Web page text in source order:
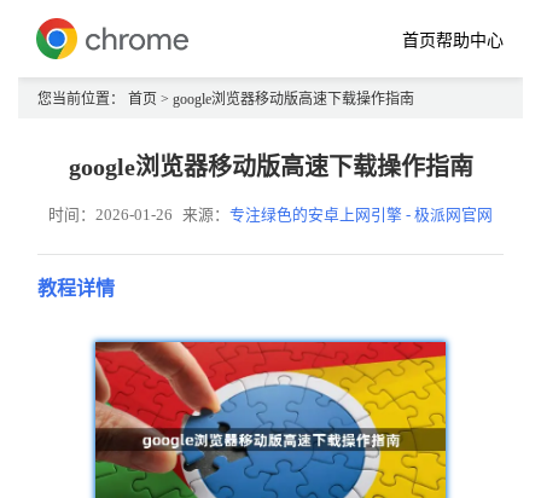
首页帮助中心
您当前位置： 首页 > google浏览器移动版高速下载操作指南
google浏览器移动版高速下载操作指南
时间：2026-01-26 来源：专注绿色的安卓上网引擎 - 极派网官网
教程详情